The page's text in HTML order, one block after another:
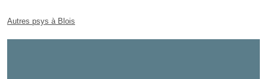
Autres psys à Blois